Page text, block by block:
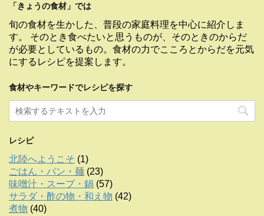
「きょうの食材」では
旬の食材を生かした、普段の家庭料理を中心に紹介しま
す。 そのとき食べたいと思うものが、そのときのからだ
が必要としているもの。食材の力でこころとからだを元気
にするレシピを提案します。
食材やキーワードでレシピを探す
レシピ
北陸へようこそ (1)
ごはん・パン・麺 (23)
味噌汁・スープ・鍋 (57)
サラダ・酢の物・和え物 (42)
煮物 (40)